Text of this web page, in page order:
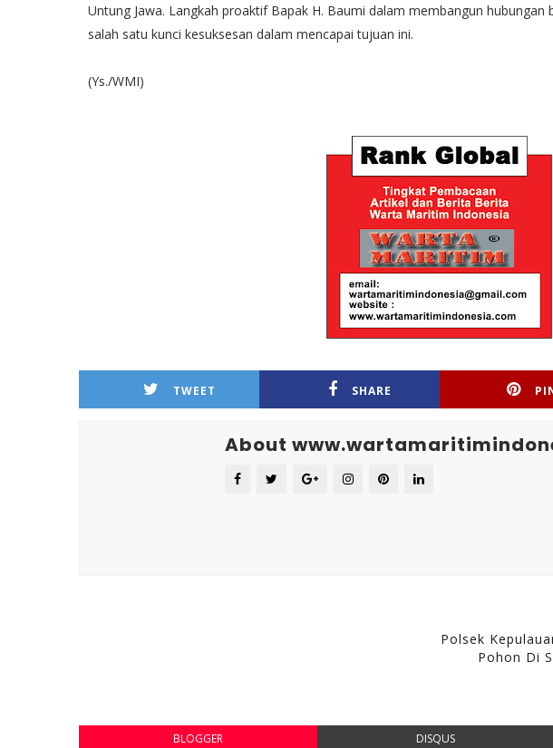
Untung Jawa. Langkah proaktif Bapak H. Baumi dalam membangun
salah satu kunci kesuksesan dalam mencapai tujuan ini.
(Ys./WMI)
TWEET SHARE
About
Polsek
Pohon Di
BLOGGER DISQUS